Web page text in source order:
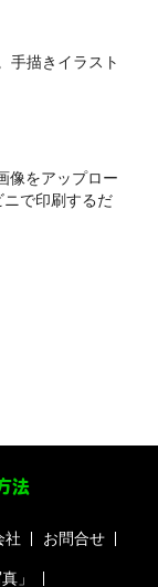
手描きイラスト
像をアップロー
ニで印刷するだ
法
社 お問合せ
」